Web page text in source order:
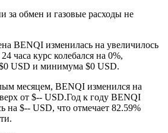
USDC в качестве
за обмен и газовые расходы не
BENQI изменилась на увеличилось
часа курс колебался на 0%,
USD и минимума $0 USD.
месяцем, BENQI изменился на
от $-- USD.Год к году BENQI
на $-- USD, что отмечает 82.59%